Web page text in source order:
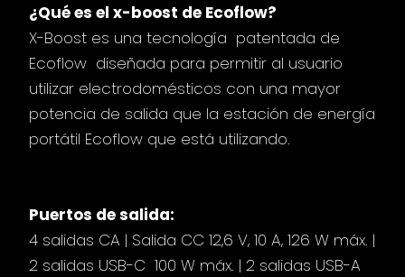
¿Qué es el x-boost de Ecoflow?
X-Boost es una tecnología patentada de
Ecoflow diseñada para permitir al usuario
utilizar electrodomésticos con una mayor
potencia de salida que la estación de energía
portátil Ecoflow que está utilizando.
Puertos de salida:
4 salidas CA | Salida CC 12,6 V, 10 A, 126 W máx. |
2 salidas USB-C 100 W máx. | 2 salidas USB-A